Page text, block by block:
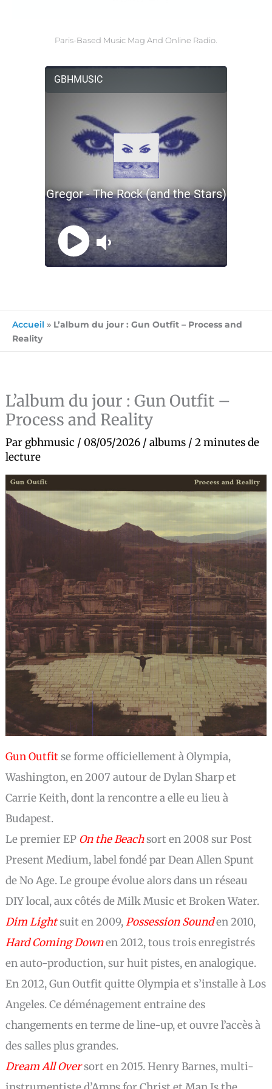
Paris-Based Music Mag And Online Radio.
Accueil » L’album du jour : Gun Outfit – Process and
Reality
L’album du jour : Gun Outfit –
Process and Reality
Par gbhmusic / 08/05/2026 /albums /2 minutes de
lecture
Gun Outfitse forme officiellement à Olympia,
Washington, en 2007 autour de Dylan Sharp et
Carrie Keith, dont la rencontre a elle eu lieu à
Budapest.
Le premier EP On the Beachsort en 2008 sur Post
Present Medium, label fondé par Dean Allen Spunt
de No Age. Le groupe évolue alors dans un réseau
DIY local, aux côtés de Milk Music et Broken Water.
Dim Lightsuit en 2009,Possession Sounden 2010,
Hard Coming Downen 2012, tous trois enregistrés
en auto-production, sur huit pistes, en analogique.
En 2012, Gun Outfit quitte Olympia et s’installe à Los
Angeles. Ce déménagement entraine des
changements en terme de line-up, et ouvre l’accès à
des salles plus grandes.
Dream All Oversort en 2015. Henry Barnes, multi-